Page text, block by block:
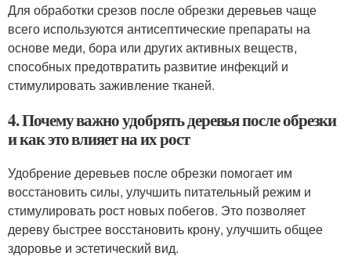
Для обработки срезов после обрезки деревьев чаще
всего используются антисептические препараты на
основе меди, бора или других активных веществ,
способных предотвратить развитие инфекций и
стимулировать заживление тканей.
4. Почему важно удобрять деревья после обрезки
и как это влияет на их рост
Удобрение деревьев после обрезки помогает им
восстановить силы, улучшить питательный режим и
стимулировать рост новых побегов. Это позволяет
дереву быстрее восстановить крону, улучшить общее
здоровье и эстетический вид.